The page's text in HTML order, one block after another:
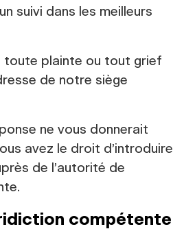
suivi dans les meilleurs
toute plainte ou tout grief
de notre siège
ne vous donnerait
avez le droit d’introduire
de l’autorité de
compétente